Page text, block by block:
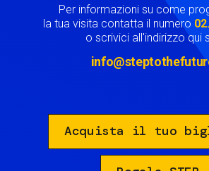
Per informazioni su come
la tua visita contatta il numero
o scrivici all'indirizzo qui
Acquista il tuo